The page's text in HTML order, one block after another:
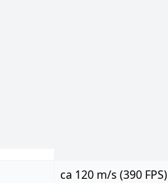
ca 120 m/s (390 FPS)